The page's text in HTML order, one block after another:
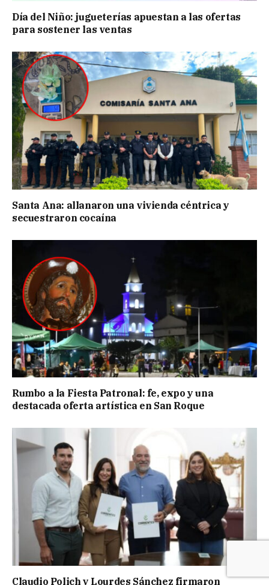
Día del Niño: jugueterías apuestan a las ofertas
para sostener las ventas
Santa Ana: allanaron una vivienda céntrica y
secuestraron cocaína
Rumbo a la Fiesta Patronal: fe, expo y una
destacada oferta artística en San Roque
Claudio Polich y Lourdes Sánchez firmaron